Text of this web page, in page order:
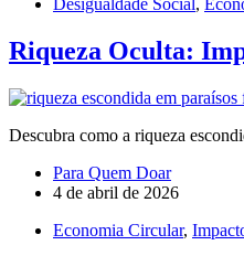
Riqueza Oculta:
Descubra como a riqueza
Para Quem Doar
4 de abril de 2026
Economia Circular,